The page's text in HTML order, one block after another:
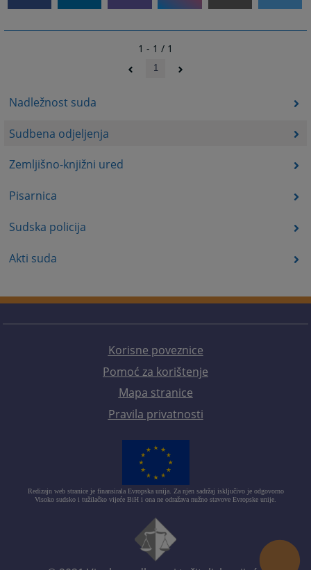
Nadležnost suda
Sudbena odjeljenja
Zemljišno-knjižni ured
Pisarnica
Sudska policija
Akti suda
1 - 1 / 1
1
Korisne poveznice
Pomoć za korištenje
Mapa stranice
Pravila privatnosti
Redizajn web stranice je finansirala Evropska unija. Za njen sadržaj isključivo je odgovorno
Visoko sudsko i tužilačko vijeće BiH i ona ne odražava nužno stavove Evropske unije.